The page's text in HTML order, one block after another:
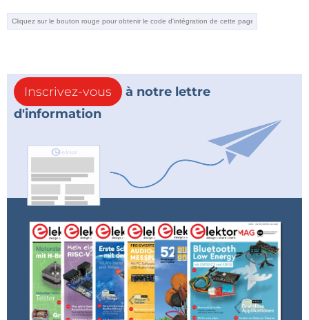
Inscrivez-vous
à notre lettre
d'information